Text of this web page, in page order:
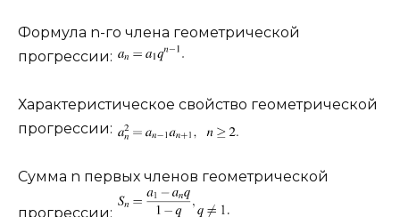
Формула n-го члена геометрической
прогрессии:
Характеристическое свойство геометрической
прогрессии:
Сумма n первых членов геометрической
прогрессии: